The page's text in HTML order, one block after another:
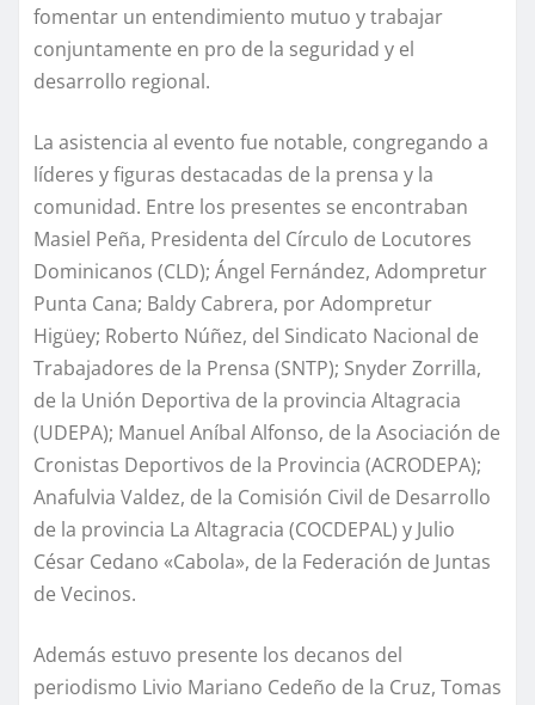
fomentar un entendimiento mutuo y trabajar
conjuntamente en pro de la seguridad y el
desarrollo regional.
La asistencia al evento fue notable, congregando a
líderes y figuras destacadas de la prensa y la
comunidad. Entre los presentes se encontraban
Masiel Peña, Presidenta del Círculo de Locutores
Dominicanos (CLD); Ángel Fernández, Adompretur
Punta Cana; Baldy Cabrera, por Adompretur
Higüey; Roberto Núñez, del Sindicato Nacional de
Trabajadores de la Prensa (SNTP); Snyder Zorrilla,
de la Unión Deportiva de la provincia Altagracia
(UDEPA); Manuel Aníbal Alfonso, de la Asociación de
Cronistas Deportivos de la Provincia (ACRODEPA);
Anafulvia Valdez, de la Comisión Civil de Desarrollo
de la provincia La Altagracia (COCDEPAL) y Julio
César Cedano «Cabola», de la Federación de Juntas
de Vecinos.
Además estuvo presente los decanos del
periodismo Livio Mariano Cedeño de la Cruz, Tomas